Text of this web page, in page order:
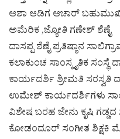
ಆಶಾ ಆಡಿಗ ಆಚಾರ್ ಬಹುಮುಖಿ
ಅಮೆರಿಕ ,ಜ್ಯೋತಿ ಗಣೇಶ್ ಶೆಣೈ
ದಾಸಪ್ಪ ಶೆಣೈ ಪ್ರತಿಷ್ಠಾನ
ಕಲಾಕುಂಚ ಸಾಂಸ್ಕೃತಿಕ ಸಂಸ್ಥೆ
ಕಾರ್ಯದರ್ಶಿ ಶ್ರೀಮತಿ ಸರಸ್ವತಿ
ಉಮೇಶ್ ಕಾರ್ಯದರ್ಶಿಗಳು
ವಿಶೇಷ ಬರಹ ಜೇನು ಕೃಷಿ
ಕೋಡಂದೂರ್ ಸಂಗೀತ ಶಿಕ್ಷಕಿ